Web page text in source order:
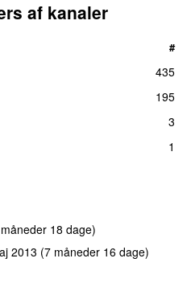
af kanaler
#
435
195
3
1
18 dage)
2013 (7 måneder 16 dage)